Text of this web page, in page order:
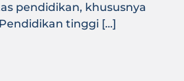
pendidikan, khususnya
tinggi […]